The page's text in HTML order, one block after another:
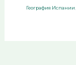
География Испании